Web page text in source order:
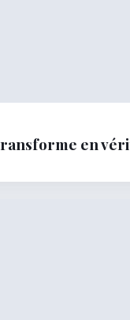
en